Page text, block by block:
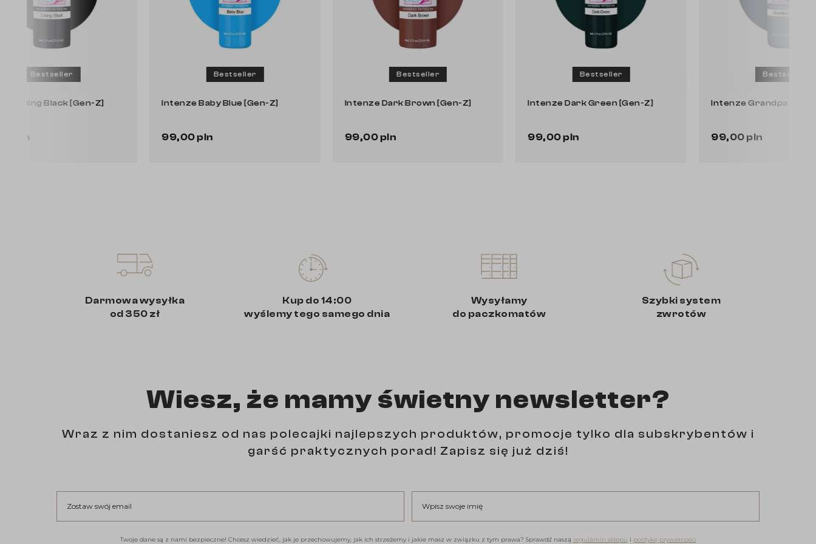
Intenze Lining Black [Gen-Z] Intenze Baby Blue [Gen-Z] Intenze Dark Brown [Gen-Z] Intenze Dark Green [Gen-Z] Intenze
Darmowa wysyłka
od 350 zł
Kup do 14:00
wyślemy tego samego dnia
Wysyłamy
do paczkomatów
Szybki system
zwrotów
Wiesz, że mamy świetny newsletter?
Wraz z nim dostaniesz od nas polecajki najlepszych produktów, promocje tylko dla subskrybentów i
garść praktycznych porad! Zapisz się już dziś!
Twoje dane są z nami bezpieczne! Chcesz wiedzieć, jak je przechowujemy, jak ich strzeżemy i jakie masz w związku z tym prawa? Sprawdź naszą regulamin sklepu i politykę prywatności